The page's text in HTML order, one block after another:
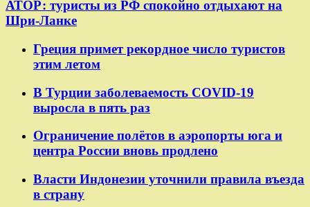
АТОР: туристы из РФ спокойно отдыхают на
Шри-Ланке
Греция примет рекордное число туристов
этим летом
В Турции заболеваемость COVID-19
выросла в пять раз
Ограничение полётов в аэропорты юга и
центра России вновь продлено
Власти Индонезии уточнили правила въезда
в страну